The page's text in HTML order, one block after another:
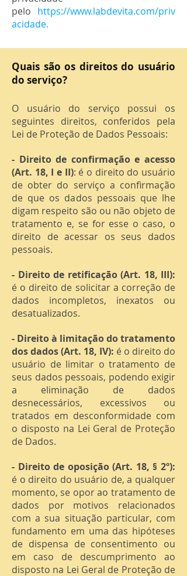
pelo https://www.labdevita.com/priv
acidade.
Quais são os direitos do usuário
do serviço?
O usuário do serviço possui os
seguintes direitos, conferidos pela
Lei de Proteção de Dados Pessoais:
- Direito de confirmação e acesso
(Art. 18, I e II): é o direito do usuário
de obter do serviço a confirmação
de que os dados pessoais que lhe
digam respeito são ou não objeto de
tratamento e, se for esse o caso, o
direito de acessar os seus dados
pessoais.
- Direito de retificação (Art. 18, III):
é o direito de solicitar a correção de
dados incompletos, inexatos ou
desatualizados.
- Direito à limitação do tratamento
dos dados (Art. 18, IV): é o direito do
usuário de limitar o tratamento de
seus dados pessoais, podendo exigir
a eliminação de dados
desnecessários, excessivos ou
tratados em desconformidade com
o disposto na Lei Geral de Proteção
de Dados.
- Direito de oposição (Art. 18, § 2º):
é o direito do usuário de, a qualquer
momento, se opor ao tratamento de
dados por motivos relacionados
com a sua situação particular, com
fundamento em uma das hipóteses
de dispensa de consentimento ou
em caso de descumprimento ao
disposto na Lei Geral de Proteção de